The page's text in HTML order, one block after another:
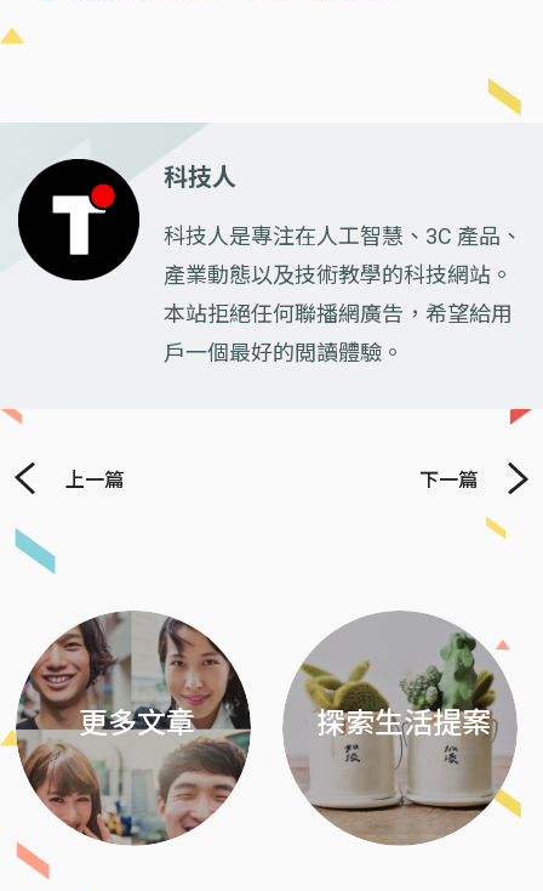
科技人
科技人是專注在人工智慧、3C 產品、
產業動態以及技術教學的科技網站。
本站拒絕任何聯播網廣告，希望給用
戶一個最好的閲讀體驗。
上一篇 下一篇
更多文章 探索生活提案